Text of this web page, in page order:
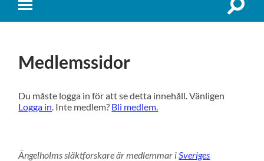
Slå
på/av
Slå
Medlemssidor
Du måste logga in för att se detta innehåll. Vänligen
Logga in. Inte medlem? Bli medlem.
Ängelholms släktforskare är medlemmar iSveriges